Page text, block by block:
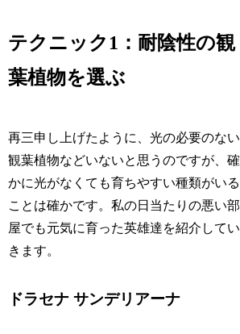
テクニック1：耐陰性の観
葉植物を選ぶ
再三申し上げたように、光の必要のない
観葉植物などいないと思うのですが、確
かに光がなくても育ちやすい種類がいる
ことは確かです。私の日当たりの悪い部
屋でも元気に育った英雄達を紹介してい
きます。
ドラセナ サンデリアーナ